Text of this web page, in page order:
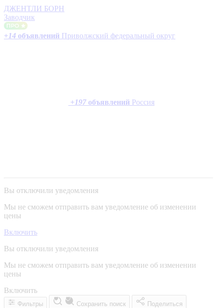
ДЖЕНТЛИ БОРН
Заводчик
+14 объявлений Приволжский федеральный округ
+197 объявлений Россия
Вы отключили уведомления
Мы не сможем отправить вам уведомление об изменении
цены
Включить
Вы отключили уведомления
Мы не сможем отправить вам уведомление об изменении
цены
Включить
Фильтры Сохранить поиск Поделиться